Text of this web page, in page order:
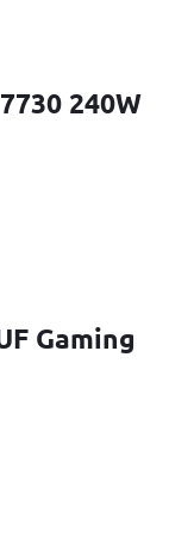
240W
Gaming